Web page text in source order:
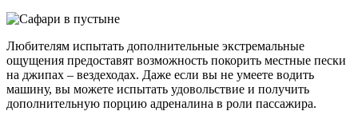
Любителям испытать дополнительные экстремальные
ощущения предоставят возможность покорить местные пески
на джипах – вездеходах. Даже если вы не умеете водить
машину, вы можете испытать удовольствие и получить
дополнительную порцию адреналина в роли пассажира.